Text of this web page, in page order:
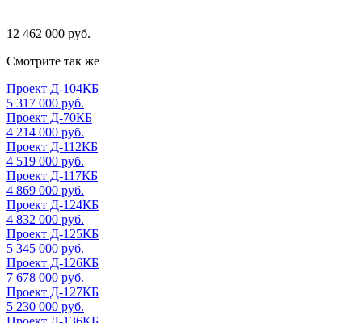
12 462 000 руб.
Смотрите так же
Проект Д-104КБ
5 317 000 руб.
Проект Д-70КБ
4 214 000 руб.
Проект Д-112КБ
4 519 000 руб.
Проект Д-117КБ
4 869 000 руб.
Проект Д-124КБ
4 832 000 руб.
Проект Д-125КБ
5 345 000 руб.
Проект Д-126КБ
7 678 000 руб.
Проект Д-127КБ
5 230 000 руб.